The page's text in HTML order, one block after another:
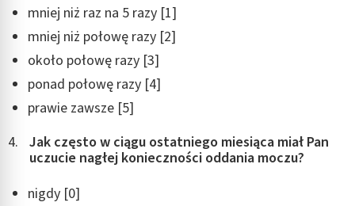
mniej niż raz na 5 razy [1]
mniej niż połowę razy [2]
około połowę razy [3]
ponad połowę razy [4]
prawie zawsze [5]
Jak często w ciągu ostatniego miesiąca miał Pan
uczucie nagłej konieczności oddania moczu?
nigdy [0]